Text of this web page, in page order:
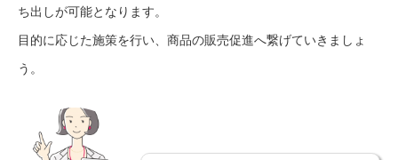
ち出しが可能となります。
目的に応じた施策を行い、商品の販売促進へ繋げていきましょ
う。